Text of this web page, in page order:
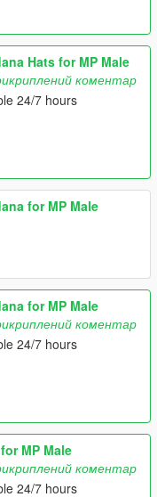
Hats for MP Male
коментар
24/7 hours
for MP Male
for MP Male
коментар
24/7 hours
MP Male
коментар
24/7 hours